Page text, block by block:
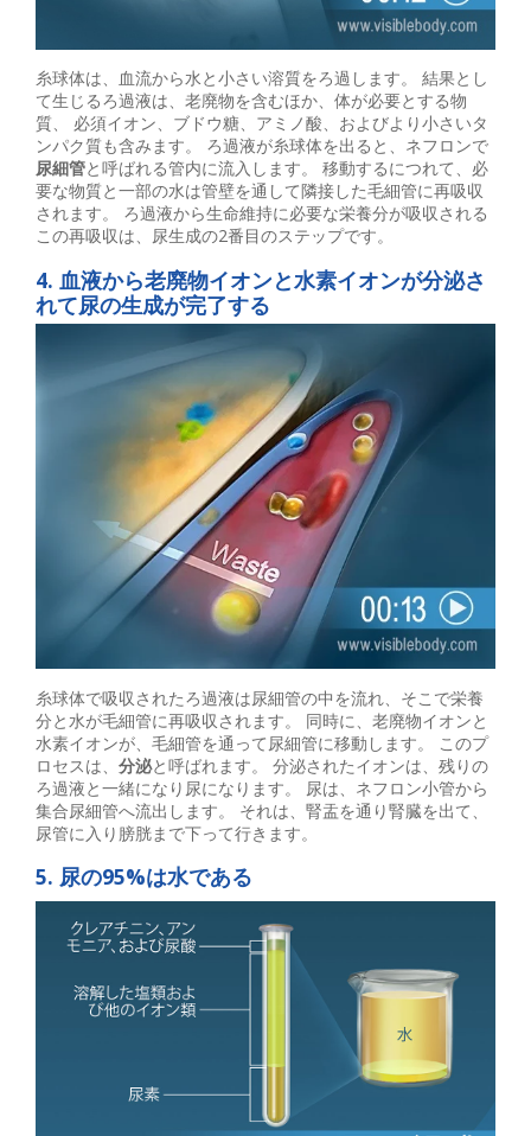
糸球体は、血流から水と小さい溶質をろ過します。 結果とし
て生じるろ過液は、老廃物を含むほか、体が必要とする物
質、 必須イオン、ブドウ糖、アミノ酸、およびより小さいタ
ンパク質も含みます。 ろ過液が糸球体を出ると、ネフロンで
尿細管と呼ばれる管内に流入します。 移動するにつれて、必
要な物質と一部の水は管壁を通して隣接した毛細管に再吸収
されます。 ろ過液から生命維持に必要な栄養分が吸収される
この再吸収は、尿生成の2番目のステップです。
4. 血液から老廃物イオンと水素イオンが分泌さ
れて尿の生成が完了する
糸球体で吸収されたろ過液は尿細管の中を流れ、そこで栄養
分と水が毛細管に再吸収されます。 同時に、老廃物イオンと
水素イオンが、毛細管を通って尿細管に移動します。 このプ
ロセスは、 分泌と呼ばれます。 分泌されたイオンは、残りの
ろ過液と一緒になり尿になります。 尿は、ネフロン小管から
集合尿細管へ流出します。 それは、腎盂を通り腎臓を出て、
尿管に入り膀胱まで下って行きます。
5. 尿の95%は水である